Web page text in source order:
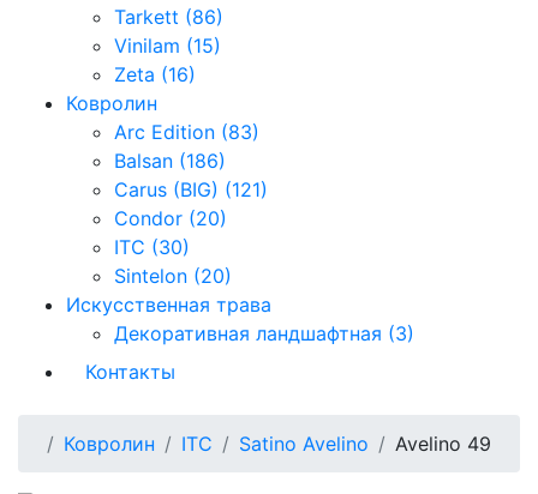
Tarkett (86)
Vinilam (15)
Zeta (16)
Ковролин
Arc Edition (83)
Balsan (186)
Carus (BIG) (121)
Condor (20)
ITC (30)
Sintelon (20)
Искусственная трава
Декоративная ландшафтная (3)
Контакты
Ковролин ITC Satino Avelino Avelino 49